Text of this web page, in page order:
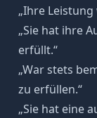
„Ihre
„Sie hat ihre
erfüllt.“
„War stets
zu erfüllen.“
„Sie hat eine